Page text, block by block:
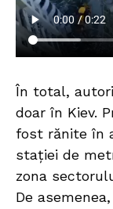
În total,
doar în Kiev.
fost rănite în
stației de
zona
De